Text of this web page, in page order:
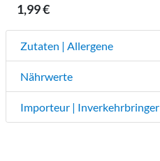
1,99 €
Zutaten | Allergene
Nährwerte
Importeur | Inverkehrbringer